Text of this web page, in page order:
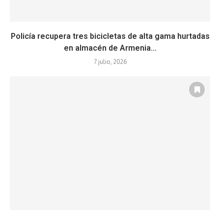
Policía recupera tres bicicletas de alta gama hurtadas
en almacén de Armenia...
7 julio, 2026